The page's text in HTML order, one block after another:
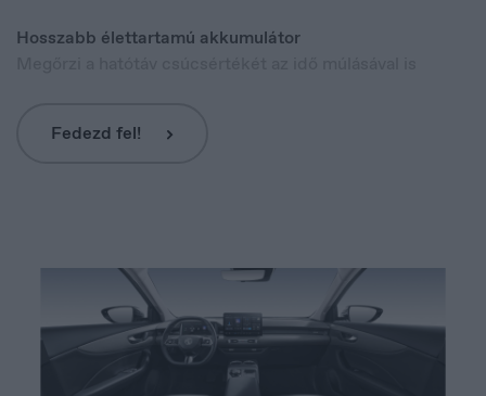
España
Hosszabb élettartamú akkumulátor
Fedezd fel!